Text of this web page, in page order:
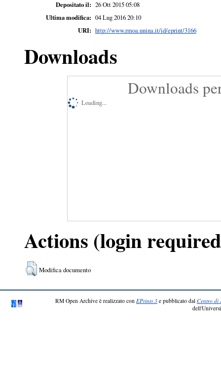
Depositato il: 26 Ott 2015 05:08
Ultima modifica: 04 Lug 2016 20:10
URI: http://www.rmoa.unina.it/id/eprint/3166
Downloads
Downloads
Loading...
Actions (login
Modifica documento
RM Open Archive è realizzato con EPrints 3 e pubblicato dal Centro di